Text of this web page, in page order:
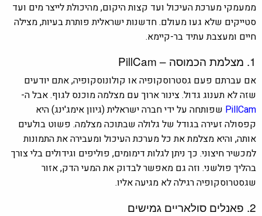
ממעמקי מערכת העיכול ועד קצות היקום, מהיכולת לייצר מים ועד
סטייקים שלא געו מעולם. חדשנות ישראלית פותרת בעיות, מצילה
חיים ומעצבת עתיד בר-קיימא.
אם עברתם פעם גסטרוסקופיה או קולונוסקופיה, אתם יודעים
שזה לא תענוג גדול. צינור ארוך עם מצלמה מוכנס לגוף. אבל ה-
PillCamשפותחה על ידי חברה ישראלית (גיוון אימג'ינג) היא
קפסולה זעירה בגודל של גלולה שבתוכה מצלמה. פשוט בולעים
אותה, והיא מצלמת את כל מערכת העיכול ומעבירה את התמונות
למכשיר חיצוני. כך ניתן לגלות דימומים, פוליפים וגידולים בלי צורך
בהליך פולשני. וזה גם מאפשר לבדוק את המעי הדק, אזור
שגסטרוסקופיה רגילה לא מגיעה אליו.